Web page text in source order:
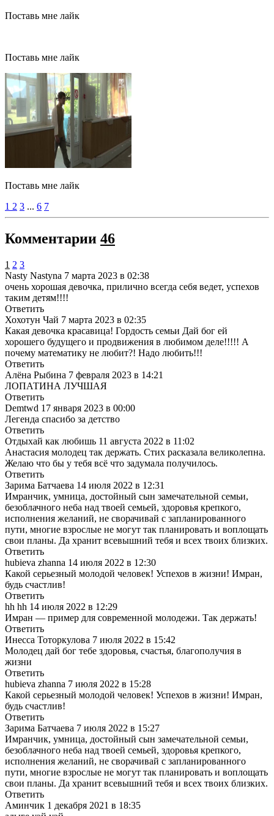
Поставь мне лайк
Поставь мне лайк
Поставь мне лайк
1 2 3 ... 6 7
Комментарии 46
1 2 3
Nasty Nastyna 7 марта 2023 в 02:38
очень хорошая девочка, прилично всегда себя ведет, успехов
таким детям!!!!
Ответить
Хохотун Чай 7 марта 2023 в 02:35
Какая девочка красавица! Гордость семьи Дай бог ей
хорошего будущего и продвижения в любимом деле!!!!! А
почему математику не любит?! Надо любить!!!
Ответить
Алёна Рыбина 7 февраля 2023 в 14:21
ЛОПАТИНА ЛУЧШАЯ
Ответить
Demtwd 17 января 2023 в 00:00
Легенда спасибо за детство
Ответить
Отдыхай как любишь 11 августа 2022 в 11:02
Анастасия молодец так держать. Стих расказала великолепна.
Желаю что бы у тебя всё что задумала получилось.
Ответить
Зарима Батчаева 14 июля 2022 в 12:31
Имранчик, умница, достойный сын замечательной семьи,
безоблачного неба над твоей семьей, здоровья крепкого,
исполнения желаний, не сворачивай с запланированного
пути, многие взрослые не могут так планировать и воплощать
свои планы. Да хранит всевышний тебя и всех твоих близких.
Ответить
hubieva zhanna 14 июля 2022 в 12:30
Какой серьезный молодой человек! Успехов в жизни! Имран,
будь счастлив!
Ответить
hh hh 14 июля 2022 в 12:29
Имран — пример для современной молодежи. Так держать!
Ответить
Инесса Тоторкулова 7 июля 2022 в 15:42
Молодец дай бог тебе здоровья, счастья, благополучия в
жизни
Ответить
hubieva zhanna 7 июля 2022 в 15:28
Какой серьезный молодой человек! Успехов в жизни! Имран,
будь счастлив!
Ответить
Зарима Батчаева 7 июля 2022 в 15:27
Имранчик, умница, достойный сын замечательной семьи,
безоблачного неба над твоей семьей, здоровья крепкого,
исполнения желаний, не сворачивай с запланированного
пути, многие взрослые не могут так планировать и воплощать
свои планы. Да хранит всевышний тебя и всех твоих близких.
Ответить
Аминчик 1 декабря 2021 в 18:35